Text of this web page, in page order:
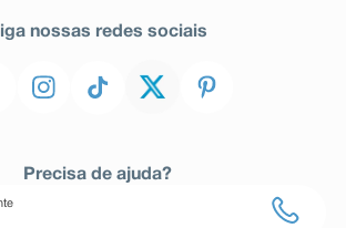
nossas redes sociais
Precisa de ajuda?